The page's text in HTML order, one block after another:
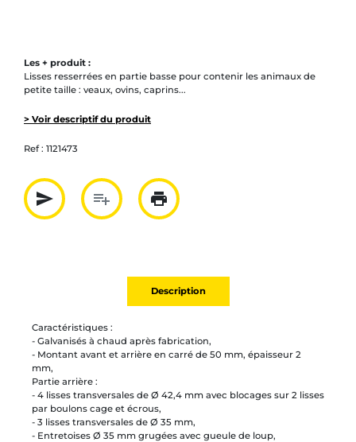
Les + produit :
Lisses resserrées en partie basse pour contenir les animaux de
petite taille : veaux, ovins, caprins...
> Voir descriptif du produit
Ref : 1121473
send
Partager par mail
playlist_add
Ajouter à la liste
print
Imprimer
Description
Caractéristiques :
- Galvanisés à chaud après fabrication,
- Montant avant et arrière en carré de 50 mm, épaisseur 2
mm,
Partie arrière :
- 4 lisses transversales de Ø 42,4 mm avec blocages sur 2 lisses
par boulons cage et écrous,
- 3 lisses transversales de Ø 35 mm,
- Entretoises Ø 35 mm grugées avec gueule de loup,